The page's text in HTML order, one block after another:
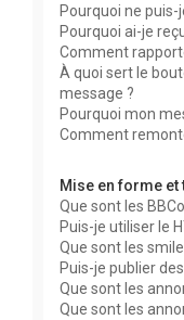
Pourquoi ne
Pourquoi ai-je
Comment
À quoi sert le
message ?
Pourquoi mon
Comment
Mise en forme et
Que sont les
Puis-je utiliser le
Que sont les
Puis-je publier
Que sont les
Que sont les